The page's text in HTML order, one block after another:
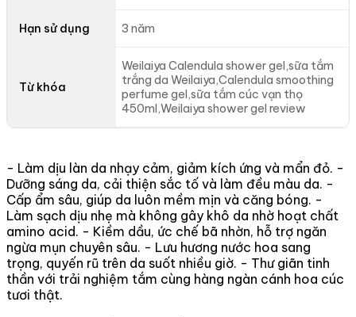
Hạn sử dụng 3 năm
Từ khóa
Weilaiya Calendula shower gel,sữa tắm
trắng da Weilaiya,Calendula smoothing
perfume gel,sữa tắm cúc vạn thọ
450ml,Weilaiya shower gel review
- Làm dịu làn da nhạy cảm, giảm kích ứng và mẩn đỏ. -
Dưỡng sáng da, cải thiện sắc tố và làm đều màu da. -
Cấp ẩm sâu, giúp da luôn mềm mịn và căng bóng. -
Làm sạch dịu nhẹ mà không gây khô da nhờ hoạt chất
amino acid. - Kiềm dầu, ức chế bã nhờn, hỗ trợ ngăn
ngừa mụn chuyên sâu. - Lưu hương nước hoa sang
trọng, quyến rũ trên da suốt nhiều giờ. - Thư giãn tinh
thần với trải nghiệm tắm cùng hàng ngàn cánh hoa cúc
tươi thật.